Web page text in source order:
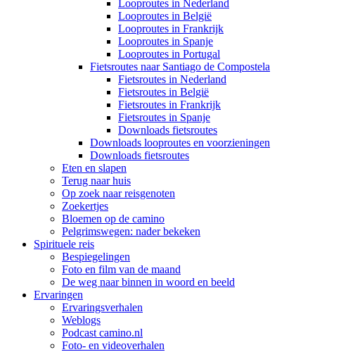
Looproutes in Nederland
Looproutes in België
Looproutes in Frankrijk
Looproutes in Spanje
Looproutes in Portugal
Fietsroutes naar Santiago de Compostela
Fietsroutes in Nederland
Fietsroutes in België
Fietsroutes in Frankrijk
Fietsroutes in Spanje
Downloads fietsroutes
Downloads looproutes en voorzieningen
Downloads fietsroutes
Eten en slapen
Terug naar huis
Op zoek naar reisgenoten
Zoekertjes
Bloemen op de camino
Pelgrimswegen: nader bekeken
Spirituele reis
Bespiegelingen
Foto en film van de maand
De weg naar binnen in woord en beeld
Ervaringen
Ervaringsverhalen
Weblogs
Podcast camino.nl
Foto- en videoverhalen